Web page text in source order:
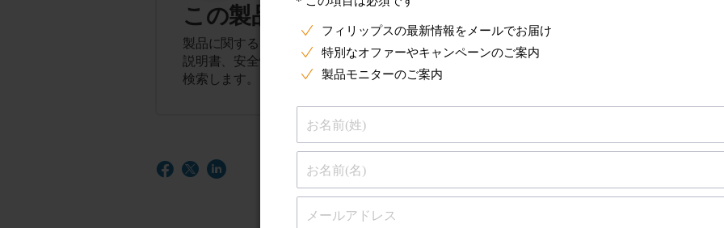
この製品に関するサポート
製品に関するヒント、よくある質問（FAQ）、取扱
説明書、安全性とコンプライアンスに関する情報を
検索します。
アクセサリー